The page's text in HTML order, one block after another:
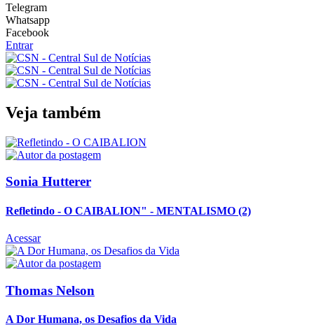
Telegram
Whatsapp
Facebook
Entrar
Veja também
Sonia Hutterer
Refletindo - O CAIBALION" - MENTALISMO (2)
Acessar
Thomas Nelson
A Dor Humana, os Desafios da Vida